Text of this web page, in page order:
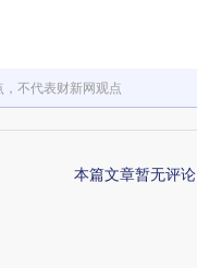
不代表财新网观点
本篇文章暂无评论